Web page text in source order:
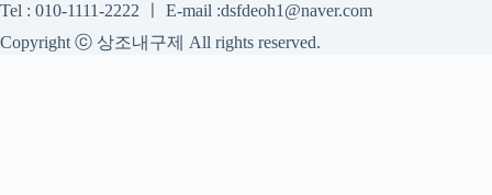
Tel : 010-1111-2222 ㅣ E-mail :dsfdeoh1@naver.com
Copyright ⓒ 상조내구제 All rights reserved.